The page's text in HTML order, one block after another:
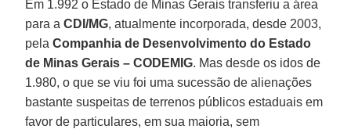
Em 1.992 o Estado de Minas Gerais transferiu a área
para aCDI/MG, atualmente incorporada, desde 2003,
pelaCompanhia de Desenvolvimento do Estado
de Minas Gerais – CODEMIG. Mas desde os idos de
1.980, o que se viu foi uma sucessão de alienações
bastante suspeitas de terrenos públicos estaduais em
favor de particulares, em sua maioria, sem